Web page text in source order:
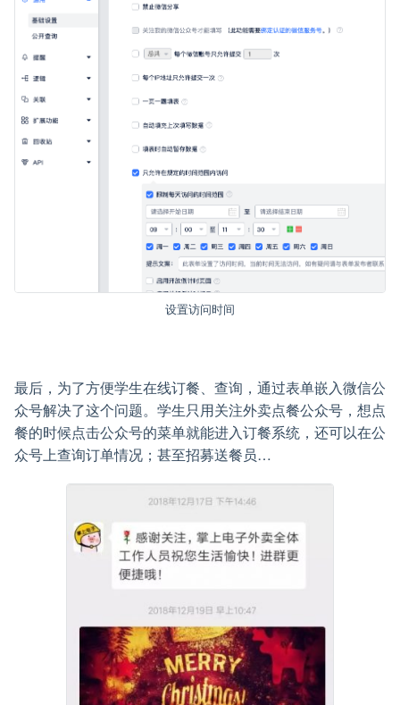
设置访问时间
最后，为了方便学生在线订餐、查询，通过表单嵌入微信公
众号解决了这个问题。学生只用关注外卖点餐公众号，想点
餐的时候点击公众号的菜单就能进入订餐系统，还可以在公
众号上查询订单情况；甚至招募送餐员…